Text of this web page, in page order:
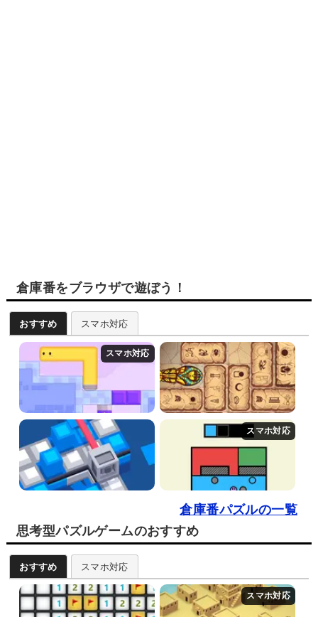
倉庫番をブラウザで遊ぼう！
おすすめ スマホ対応
倉庫番パズルの一覧
思考型パズルゲームのおすすめ
おすすめ スマホ対応